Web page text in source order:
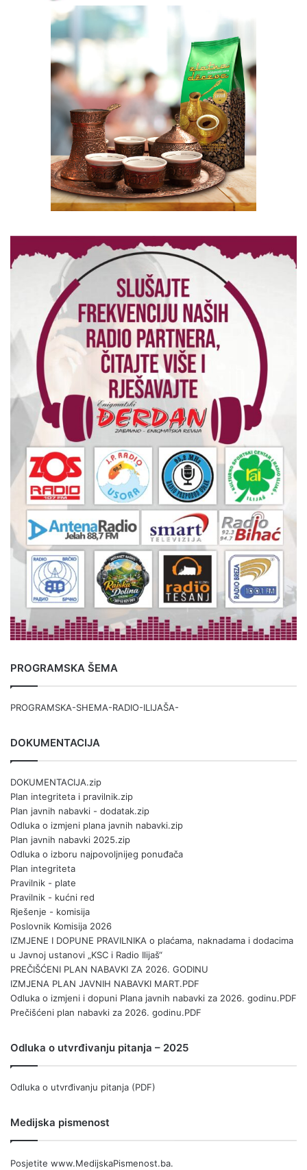
PROGRAMSKA ŠEMA
PROGRAMSKA-SHEMA-RADIO-ILIJAŠA-
DOKUMENTACIJA
DOKUMENTACIJA.zip
Plan integriteta i pravilnik.zip
Plan javnih nabavki - dodatak.zip
Odluka o izmjeni plana javnih nabavki.zip
Plan javnih nabavki 2025.zip
Odluka o izboru najpovoljnijeg ponuđača
Plan integriteta
Pravilnik - plate
Pravilnik - kućni red
Rješenje - komisija
Poslovnik Komisija 2026
IZMJENE I DOPUNE PRAVILNIKA o plaćama, naknadama i dodacima
u Javnoj ustanovi „KSC i Radio Ilijaš“
PREČIŠĆENI PLAN NABAVKI ZA 2026. GODINU
IZMJENA PLAN JAVNIH NABAVKI MART.PDF
Odluka o izmjeni i dopuni Plana javnih nabavki za 2026. godinu.PDF
Prečišćeni plan nabavki za 2026. godinu.PDF
Odluka o utvrđivanju pitanja – 2025
Odluka o utvrđivanju pitanja (PDF)
Medijska pismenost
Posjetite www.MedijskaPismenost.ba.